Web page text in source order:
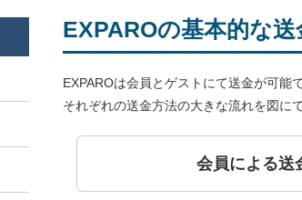
EXPAROの基本的な
EXPAROは会員とゲストにて送金が可能で
それぞれの送金方法の大きな流れを図に
会員による送